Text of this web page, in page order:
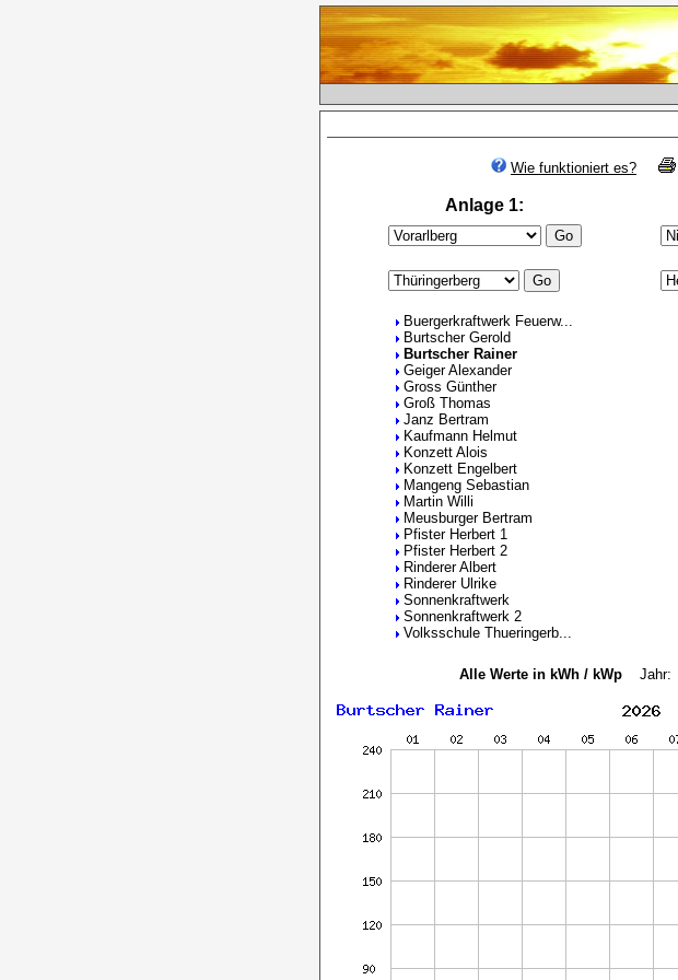
Wie funktioniert es?
Anlage 1:
Buergerkraftwerk Feuerw...
Burtscher Gerold
Burtscher Rainer
Geiger Alexander
Gross Günther
Groß Thomas
Janz Bertram
Kaufmann Helmut
Konzett Alois
Konzett Engelbert
Mangeng Sebastian
Martin Willi
Meusburger Bertram
Pfister Herbert 1
Pfister Herbert 2
Rinderer Albert
Rinderer Ulrike
Sonnenkraftwerk
Sonnenkraftwerk 2
Volksschule Thueringerb...
Alle Werte in kWh / kWpJahr: